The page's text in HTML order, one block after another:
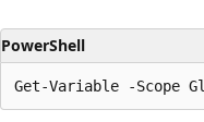
PowerShell